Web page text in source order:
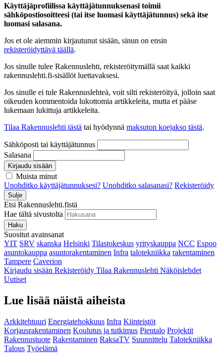
Käyttäjäprofiilissa käyttäjätunnuksenasi toimii
sähköpostiosoitteesi (tai itse luomasi käyttäjätunnus) sekä itse
luomasi salasana.
Jos et ole aiemmin kirjautunut sisään, sinun on ensin
rekisteröidyttävä täällä.
Jos sinulle tulee Rakennuslehti, rekisteröitymällä saat kaikki
rakennuslehti.fi-sisällöt luettavaksesi.
Jos sinulle ei tule Rakennuslehteä, voit silti rekisteröityä, jolloin saat
oikeuden kommentoida lukottomia artikkeleita, mutta et pääse
lukemaan lukittuja artikkeleita.
Tilaa Rakennuslehti tästä tai hyödynnä maksuton koejakso tästä.
Sähköposti tai käyttäjätunnus
Salasana
Kirjaudu sisään
Muista minut
Unohditko käyttäjätunnuksesi? Unohditko salasanasi? Rekisteröidy
Sulje
Etsi Rakennuslehti.fistä
Hae tältä sivustolta
Haku
Suositut avainsanat
YIT SRV skanska Helsinki Tilastokeskus yrityskauppa NCC Espoo
asuntokauppa asuntorakentaminen Infra talotekniikka rakentaminen
Tampere Caverion
Kirjaudu sisään Rekisteröidy Tilaa Rakennuslehti Näköislehdet
Uutiset
Lue lisää näistä aiheista
Arkkitehtuuri Energiatehokkuus Infra Kiinteistöt
Korjausrakentaminen Koulutus ja tutkimus Pientalo Projektit
Rakennustuote Rakentaminen RaksaTV Suunnittelu Talotekniikka
Talous Työelämä